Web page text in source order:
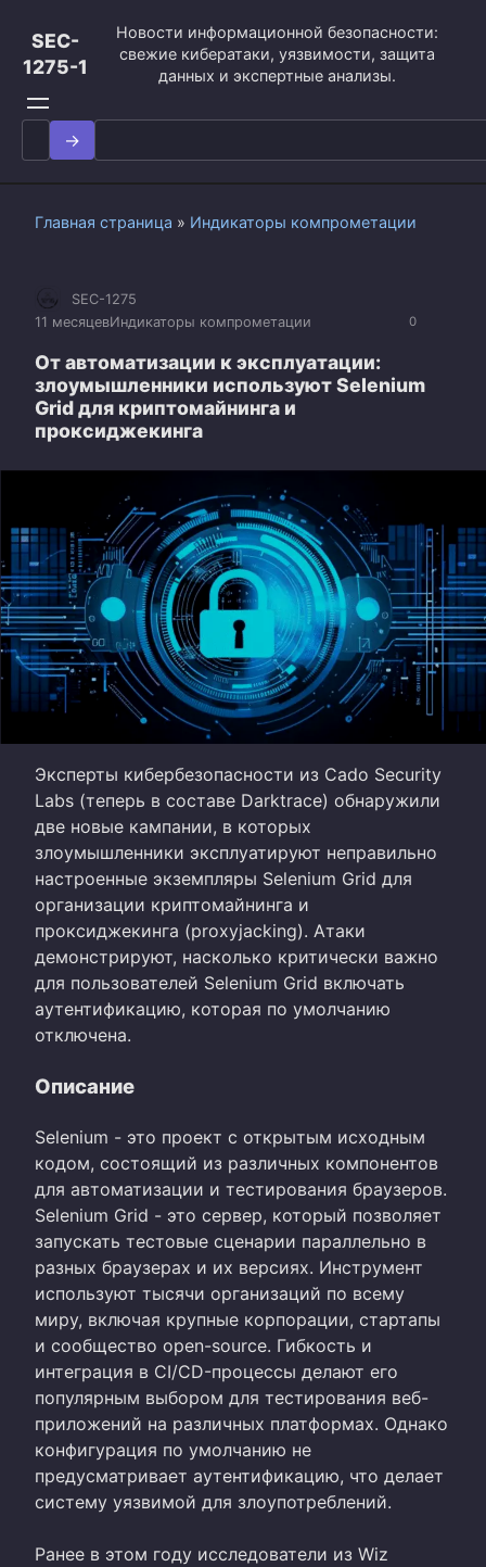
контенту
SEC-
1275-1
Новости информационной безопасности:
свежие кибератаки, уязвимости, защита
данных и экспертные анализы.
Search
for:
Главная страница » Индикаторы компрометации
0
SEC-1275
11 месяцевИндикаторы компрометации
От автоматизации к эксплуатации:
злоумышленники используют Selenium
Grid для криптомайнинга и
проксиджекинга
Эксперты кибербезопасности из Cado Security
Labs (теперь в составе Darktrace) обнаружили
две новые кампании, в которых
злоумышленники эксплуатируют неправильно
настроенные экземпляры Selenium Grid для
организации криптомайнинга и
проксиджекинга (proxyjacking). Атаки
демонстрируют, насколько критически важно
для пользователей Selenium Grid включать
аутентификацию, которая по умолчанию
отключена.
Описание
Selenium - это проект с открытым исходным
кодом, состоящий из различных компонентов
для автоматизации и тестирования браузеров.
Selenium Grid - это сервер, который позволяет
запускать тестовые сценарии параллельно в
разных браузерах и их версиях. Инструмент
используют тысячи организаций по всему
миру, включая крупные корпорации, стартапы
и сообщество open-source. Гибкость и
интеграция в CI/CD-процессы делают его
популярным выбором для тестирования веб-
приложений на различных платформах. Однако
конфигурация по умолчанию не
предусматривает аутентификацию, что делает
систему уязвимой для злоупотреблений.
Ранее в этом году исследователи из Wiz